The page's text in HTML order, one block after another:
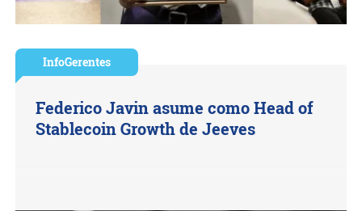
InfoGerentes
Federico Javin asume como Head of
Stablecoin Growth de Jeeves